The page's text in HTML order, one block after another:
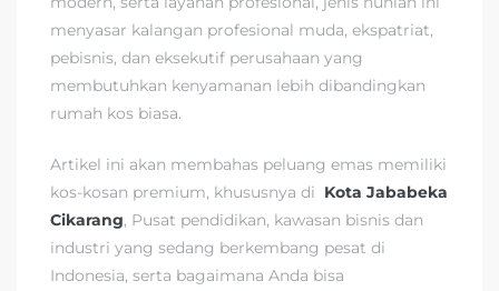
menyasar kalangan profesional muda, ekspatriat,
pebisnis, dan eksekutif perusahaan yang
membutuhkan kenyamanan lebih dibandingkan
rumah kos biasa.
Artikel ini akan membahas peluang emas memiliki
kos-kosan premium, khususnya di Kota Jababeka
Cikarang, Pusat pendidikan, kawasan bisnis dan
industri yang sedang berkembang pesat di
Indonesia, serta bagaimana Anda bisa